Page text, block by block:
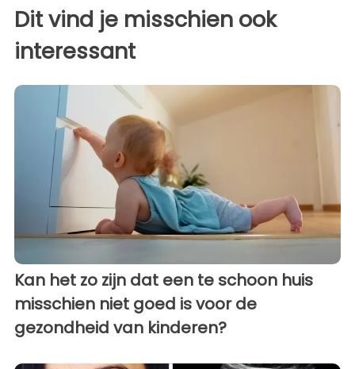
Dit vind je misschien ook
interessant
Kan het zo zijn dat een te schoon huis
misschien niet goed is voor de
gezondheid van kinderen?